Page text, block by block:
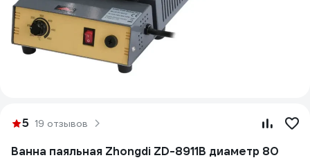
5 19 отзывов
Ванна паяльная Zhongdi ZD-8911B диаметр 80